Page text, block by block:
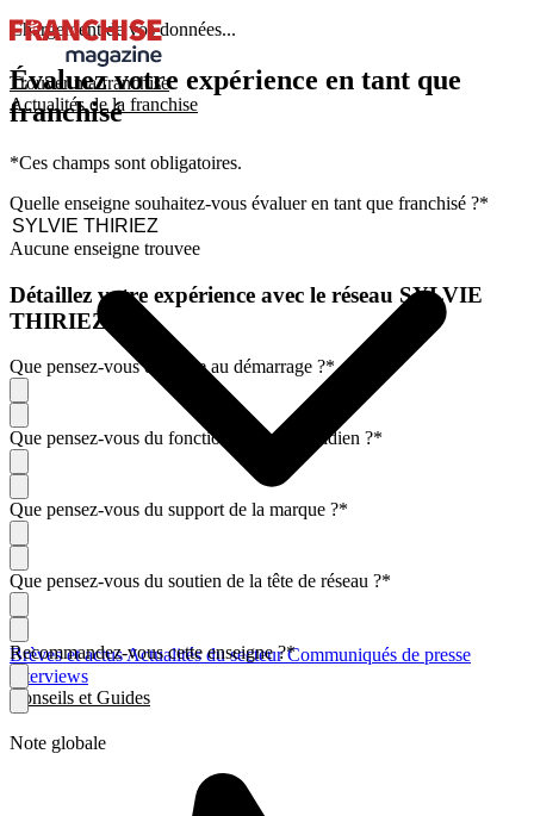
Trouver ma franchise
Actualités de la franchise
Brèves et actusActualités du secteurCommuniqués de presse
Interviews
Conseils et Guides
Chargement de vos données...
Évaluez votre expérience en tant que
franchisé
*Ces champs sont obligatoires.
Quelle enseigne souhaitez-vous évaluer en tant que franchisé ?*
Aucune enseigne trouvee
Détaillez votre expérience avec le réseau SYLVIE
THIRIEZ
Que pensez-vous de l'aide au démarrage ?*
Que pensez-vous du fonctionnement quotidien ?*
Que pensez-vous du support de la marque ?*
Que pensez-vous du soutien de la tête de réseau ?*
Recommandez-vous cette enseigne ?*
Note globale